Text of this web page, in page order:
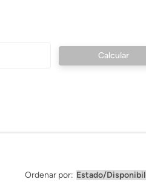
Ordenar por: